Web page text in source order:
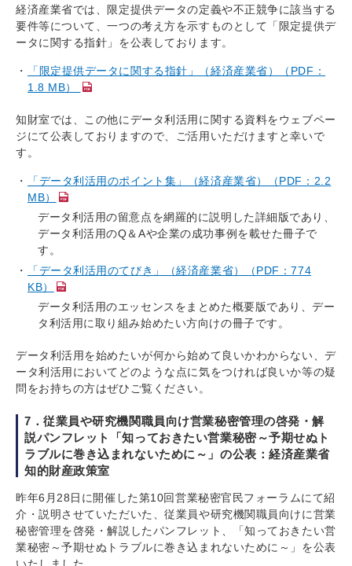
経済産業省では、限定提供データの定義や不正競争に該当する
要件等について、一つの考え方を示すものとして「限定提供デ
ータに関する指針」を公表しております。
「限定提供データに関する指針」（経済産業省）（PDF：
1.8 MB）
知財室では、この他にデータ利活用に関する資料をウェブペー
ジにて公表しておりますので、ご活用いただけますと幸いで
す。
「データ利活用のポイント集」（経済産業省）（PDF：2.2
MB）
データ利活用の留意点を網羅的に説明した詳細版であり、
データ利活用のQ＆Aや企業の成功事例を載せた冊子で
す。
「データ利活用のてびき」（経済産業省）（PDF：774
KB）
データ利活用のエッセンスをまとめた概要版であり、デー
タ利活用に取り組み始めたい方向けの冊子です。
データ利活用を始めたいが何から始めて良いかわからない、デ
ータ利活用においてどのような点に気をつければ良いか等の疑
問をお持ちの方はぜひご覧ください。
7．従業員や研究機関職員向け営業秘密管理の啓発・解
説パンフレット「知っておきたい営業秘密～予期せぬト
ラブルに巻き込まれないために～」の公表：経済産業省
知的財産政策室
昨年6月28日に開催した第10回営業秘密官民フォーラムにて紹
介・説明させていただいた、従業員や研究機関職員向けに営業
秘密管理を啓発・解説したパンフレット、「知っておきたい営
業秘密～予期せぬトラブルに巻き込まれないために～」を公表
いたしました。